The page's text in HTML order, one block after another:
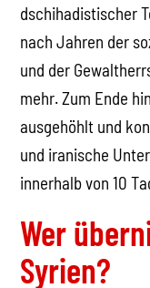
dschihadistischer
nach Jahren der
und der
mehr. Zum Ende
ausgehöhlt und
und iranische
innerhalb von 10
Wer
Syrien?